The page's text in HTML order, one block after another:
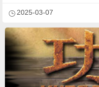
2025-03-07